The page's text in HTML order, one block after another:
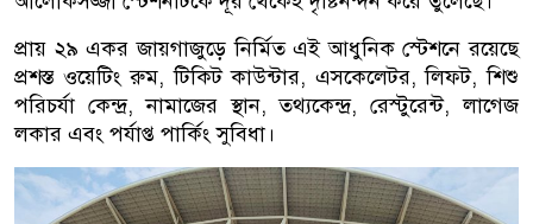
প্রায় ২৯ একর জায়গাজুড়ে নির্মিত এই আধুনিক স্টেশনে রয়েছে
প্রশস্ত ওয়েটিং রুম, টিকিট কাউন্টার, এসকেলেটর, লিফট, শিশু
পরিচর্যা কেন্দ্র, নামাজের স্থান, তথ্যকেন্দ্র, রেস্টুরেন্ট, লাগেজ
লকার এবং পর্যাপ্ত পার্কিং সুবিধা।